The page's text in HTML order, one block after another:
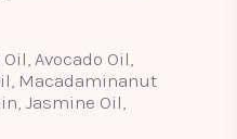
Avocado Oil,
Macadaminanut
Jasmine Oil,